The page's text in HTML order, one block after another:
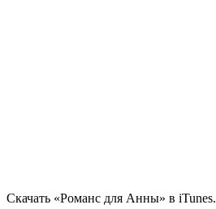
Скачать «Романс для Анны» в iTunes.